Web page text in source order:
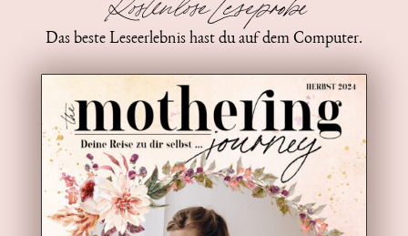
Das beste Leseerlebnis hast du auf dem Computer.